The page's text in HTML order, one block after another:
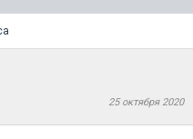
25 октября 2020